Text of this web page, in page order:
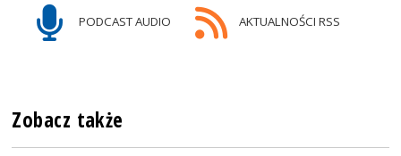
PODCAST AUDIO AKTUALNOŚCI RSS
Zobacz także